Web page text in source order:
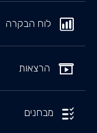
לוח הבקרה
הרצאות
מבחנים